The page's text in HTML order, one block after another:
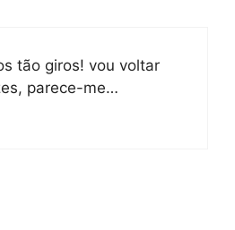
tão giros! vou voltar
parece-me…